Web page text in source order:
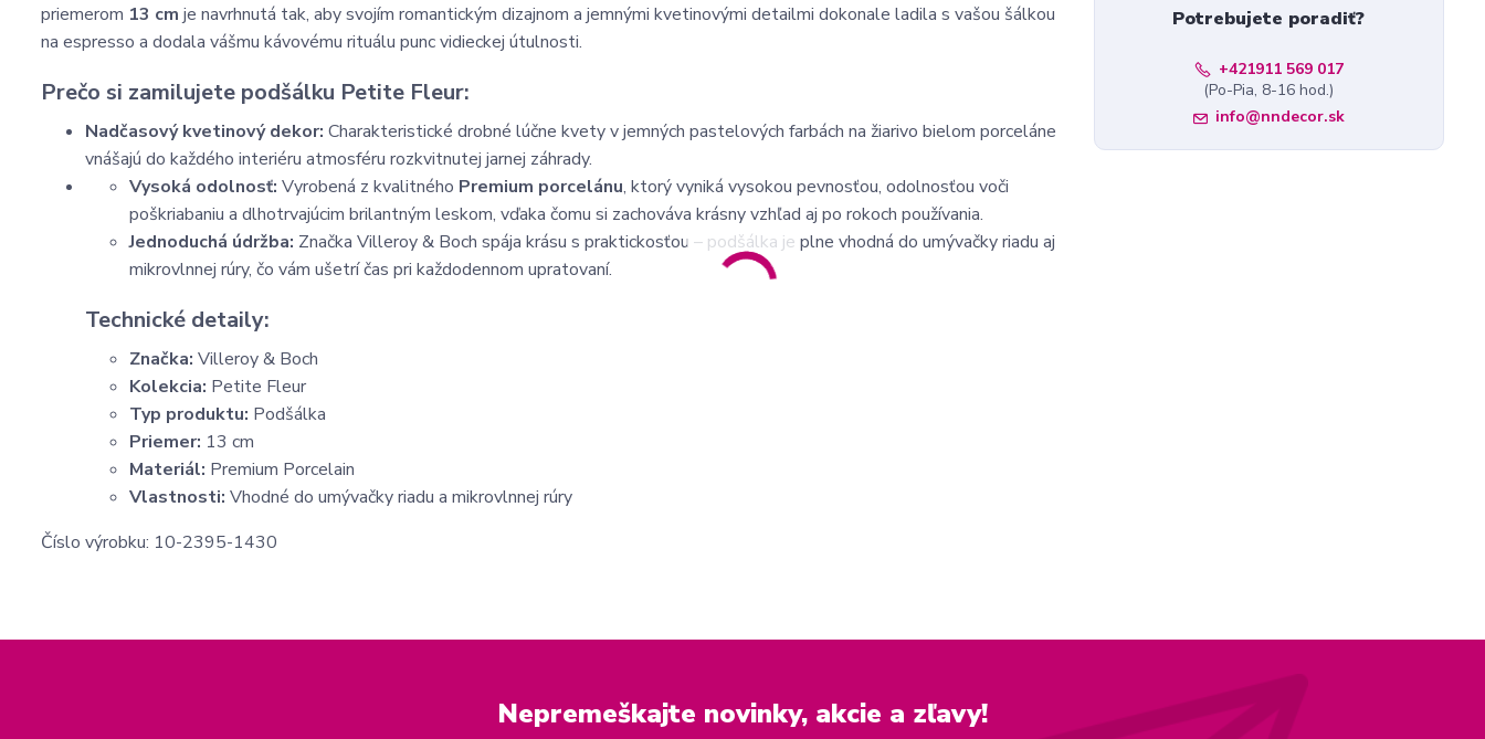
priemerom 13 cm je navrhnutá tak, aby svojím romantickým dizajnom a jemnými kvetinovými detailmi dokonale ladila s vašou šálkou
na espresso a dodala vášmu kávovému rituálu punc vidieckej útulnosti.
Prečo si zamilujete podšálku Petite Fleur:
Nadčasový kvetinový dekor: Charakteristické drobné lúčne kvety v jemných pastelových farbách na žiarivo bielom porceláne
vnášajú do každého interiéru atmosféru rozkvitnutej jarnej záhrady.
Vysoká odolnosť: Vyrobená z kvalitného Premium porcelánu, ktorý vyniká vysokou pevnosťou, odolnosťou voči
poškriabaniu a dlhotrvajúcim brilantným leskom, vďaka čomu si zachováva krásny vzhľad aj po rokoch používania.
Jednoduchá údržba: Značka Villeroy & Boch spája krásu s praktickosťou – podšálka je plne vhodná do umývačky riadu aj
mikrovlnnej rúry, čo vám ušetrí čas pri každodennom upratovaní.
Technické detaily:
Značka: Villeroy & Boch
Kolekcia: Petite Fleur
Typ produktu: Podšálka
Priemer: 13 cm
Materiál: Premium Porcelain
Vlastnosti: Vhodné do umývačky riadu a mikrovlnnej rúry
Číslo výrobku: 10-2395-1430
Potrebujete poradiť?
+421911 569 017
(Po-Pia, 8-16 hod.)
info@nndecor.sk
Nepremeškajte novinky, akcie a zľavy!